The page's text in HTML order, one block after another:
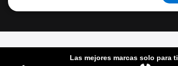
Las mejores marcas solo para ti